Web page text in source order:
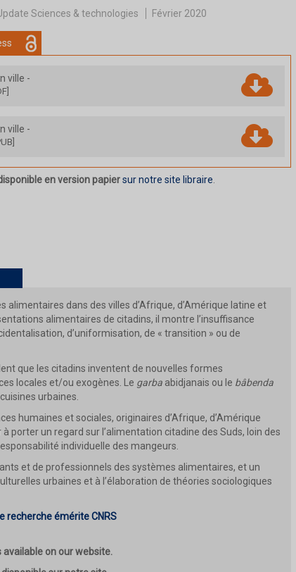
Sciences & technologies Février 2020
ville -
ville -
en version papiersur notre site libraire
dans des villes d’Afrique, d’Amérique latine et
alimentaires de citadins, il montre l’insuffisance
d’uniformisation, de « transition » ou de
que les citadins inventent de nouvelles formes
locales et/ou exogènes. Le garba abidjanais ou le bâbenda
urbaines.
humaines et sociales, originaires d’Afrique, d’Amérique
porter un regard sur l’alimentation citadine des Suds, loin des
individuelle des mangeurs.
et de professionnels des systèmes alimentaires, et un
urbaines et à l’élaboration de théories sociologiques
recherche émérite CNRS
available on our website.